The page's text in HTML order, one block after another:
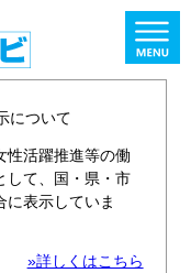
について
性活躍推進等の働
して、国・県・市
に表示していま
»詳しくはこちら